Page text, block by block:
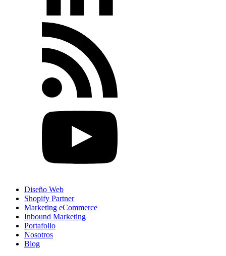
Diseño Web
Shopify Partner
Marketing eCommerce
Inbound Marketing
Portafolio
Nosotros
Blog